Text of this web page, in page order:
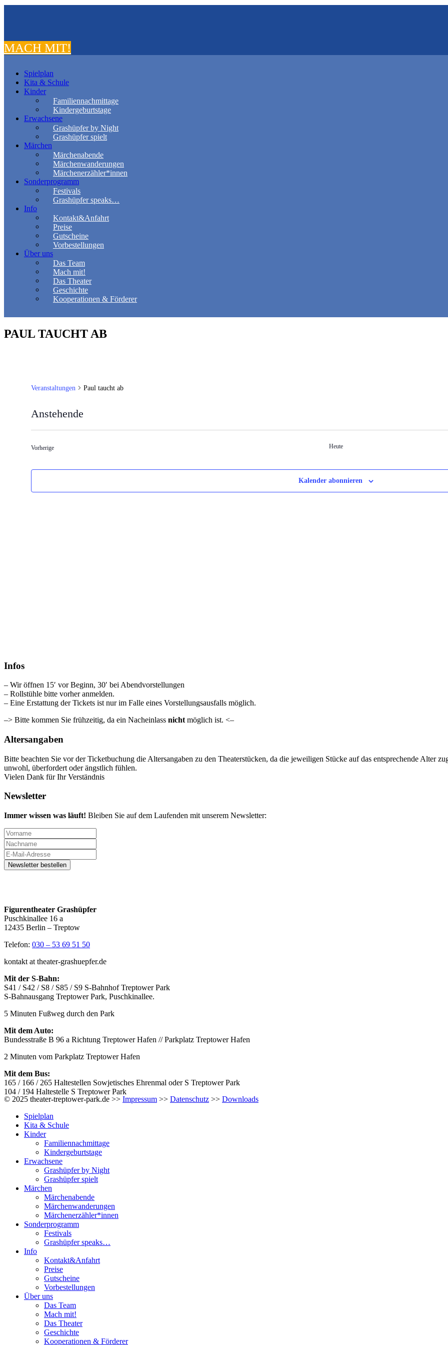
MACH MIT!
Spielplan
Kita & Schule
Kinder
Familiennachmittage
Kindergeburtstage
Erwachsene
Grashüpfer by Night
Grashüpfer spielt
Märchen
Märchenabende
Märchenwanderungen
Märchenerzähler*innen
Sonderprogramm
Festivals
Grashüpfer speaks…
Info
Kontakt&Anfahrt
Preise
Gutscheine
Vorbestellungen
Über uns
Das Team
Mach mit!
Das Theater
Geschichte
Kooperationen & Förderer
PAUL TAUCHT AB
Veranstaltungen Paul taucht ab
Anstehende
VorherigeVeranstaltungen Heute
Kalender abonnieren
Infos
– Wir öffnen 15′ vor Beginn, 30′ bei Abendvorstellungen
– Rollstühle bitte vorher anmelden.
– Eine Erstattung der Tickets ist nur im Falle eines Vorstellungsausfalls möglich.
–> Bitte kommen Sie frühzeitig, da ein Nacheinlass nicht möglich ist. <–
Altersangaben
Bitte beachten Sie vor der Ticketbuchung die Altersangaben zu den Theaterstücken, da die jeweiligen Stücke auf das entsprechende Alter
unwohl, überfordert oder ängstlich fühlen.
Vielen Dank für Ihr Verständnis
Newsletter
Immer wissen was läuft! Bleiben Sie auf dem Laufenden mit unserem Newsletter:
Figurentheater Grashüpfer
Puschkinallee 16 a
12435 Berlin – Treptow
Telefon: 030 – 53 69 51 50
kontakt at theater-grashuepfer.de
Mit der S-Bahn:
S41 / S42 / S8 / S85 / S9 S-Bahnhof Treptower Park
S-Bahnausgang Treptower Park, Puschkinallee.
5 Minuten Fußweg durch den Park
Mit dem Auto:
Bundesstraße B 96 a Richtung Treptower Hafen // Parkplatz Treptower Hafen
2 Minuten vom Parkplatz Treptower Hafen
Mit dem Bus:
165 / 166 / 265 Haltestellen Sowjetisches Ehrenmal oder S Treptower Park
104 / 194 Haltestelle S Treptower Park
© 2025 theater-treptower-park.de >> Impressum >> Datenschutz >> Downloads
Spielplan
Kita & Schule
Kinder
Familiennachmittage
Kindergeburtstage
Erwachsene
Grashüpfer by Night
Grashüpfer spielt
Märchen
Märchenabende
Märchenwanderungen
Märchenerzähler*innen
Sonderprogramm
Festivals
Grashüpfer speaks…
Info
Kontakt&Anfahrt
Preise
Gutscheine
Vorbestellungen
Über uns
Das Team
Mach mit!
Das Theater
Geschichte
Kooperationen & Förderer